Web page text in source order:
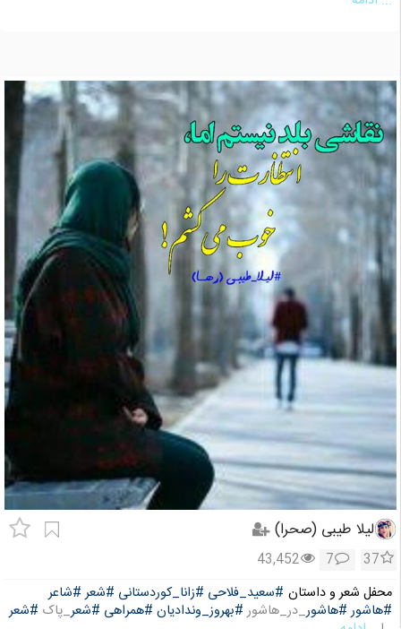
لیلا طیبی (صحرا)
37
7
43,452
محفل شعر و داستان #سعید_فلاحی #زانا_کوردستانی #شعر #شاعر
#هاشور #هاشور_در_هاشور#بهروز_وندادیان #همراهی #شعر_پاک #شعر